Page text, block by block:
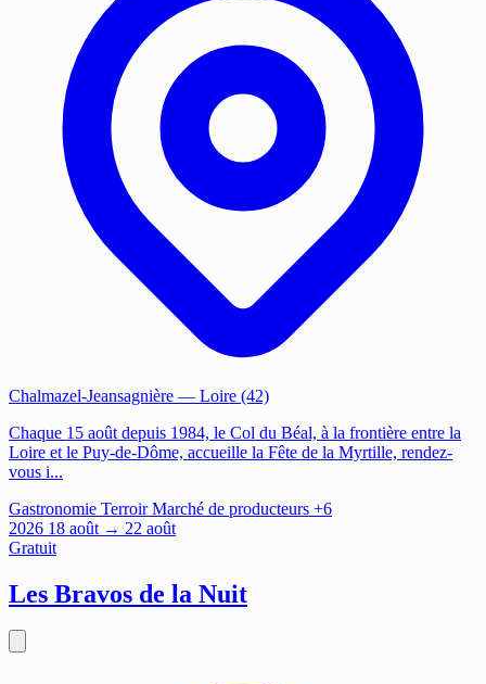
Chalmazel-Jeansagnière — Loire (42)
Chaque 15 août depuis 1984, le Col du Béal, à la frontière entre la
Loire et le Puy-de-Dôme, accueille la Fête de la Myrtille, rendez-
vous i...
Gastronomie Terroir Marché de producteurs +6
2026 18 août → 22 août
Gratuit
Les Bravos de la Nuit